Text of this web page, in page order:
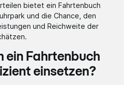
bietet ein Fahrtenbuch
und die Chance, den
und Reichweite der
ein Fahrtenbuch
einsetzen?